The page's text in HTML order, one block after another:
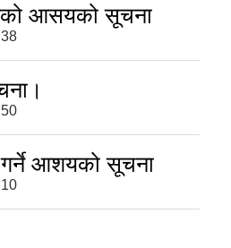
आसयको सूचना
आशयको सूचना